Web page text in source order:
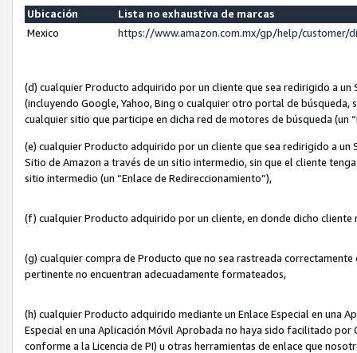
Ubicación
Lista no exhaustiva de marcas
Mexico
https://www.amazon.com.mx/gp/help/customer/
(d) cualquier Producto adquirido por un cliente que sea redirigido a
(incluyendo Google, Yahoo, Bing o cualquier otro portal de
cualquier sitio que participe en dicha red de motores de búsqueda (un
(e) cualquier Producto adquirido por un cliente que sea redirigido a un
Sitio de Amazon a través de un sitio intermedio, sin que el cliente
sitio intermedio (un “Enlace de Redireccionamiento”),
(f) cualquier Producto adquirido por un cliente, en donde dicho
(g) cualquier compra de Producto que no sea rastreada
pertinente no encuentran adecuadamente formateados,
(h) cualquier Producto adquirido mediante un Enlace Especial en una
Especial en una Aplicación Móvil Aprobada no haya sido facilitado
conforme a la Licencia de PI) u otras herramientas de enlace que